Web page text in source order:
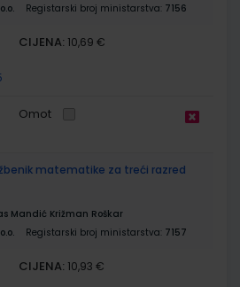
Registarski broj ministarstva: 7156
CIJENA: 10,69 €
Omot
matematike za treći razred
Mandić Križman Roškar
Registarski broj ministarstva: 7157
CIJENA: 10,93 €